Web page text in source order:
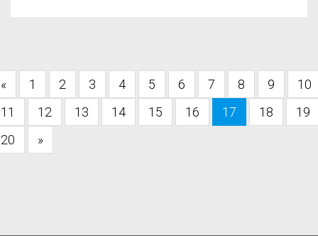
« 1 2 3 4 5 6 7 8 9
10
11
12 13 14 15 16 17 18
19
20
»